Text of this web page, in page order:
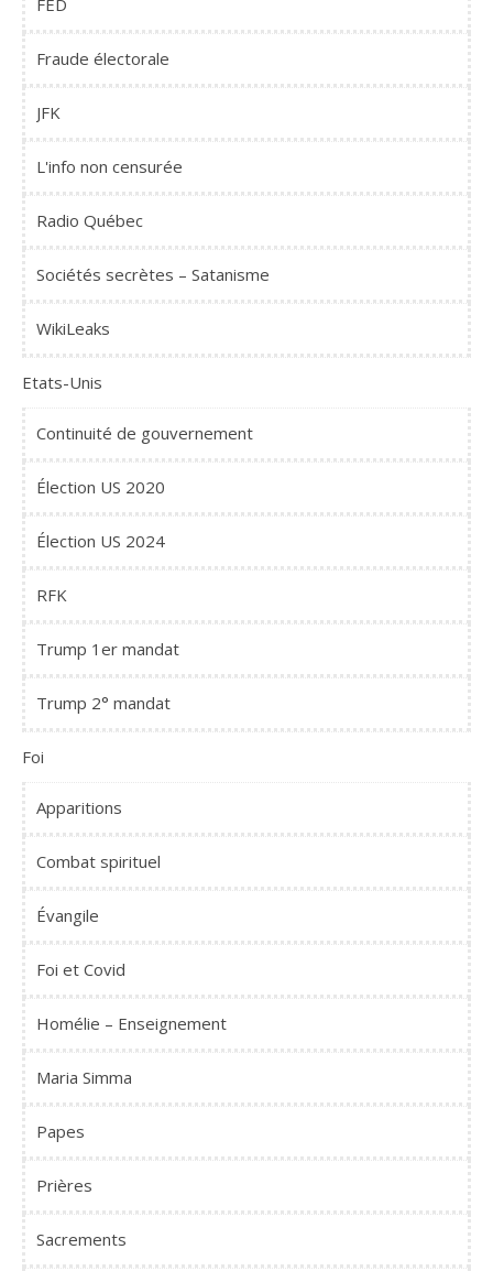
Fraude électorale
JFK
L'info non censurée
Radio Québec
Sociétés secrètes – Satanisme
WikiLeaks
Etats-Unis
Continuité de gouvernement
Élection US 2020
Élection US 2024
RFK
Trump 1er mandat
Trump 2° mandat
Foi
Apparitions
Combat spirituel
Évangile
Foi et Covid
Homélie – Enseignement
Maria Simma
Papes
Prières
Sacrements